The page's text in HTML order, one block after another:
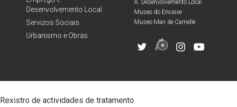
Desenvolvemento Local
Servizos Sociais
Urbanismo e Obras
A. Desenvolvemento Local
Museo do Encaixe
Museo Man de Camelle
Rexistro de actividades de tratamento